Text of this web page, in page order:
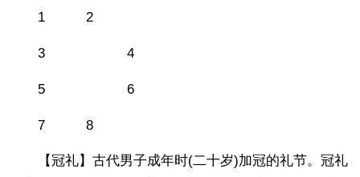
1 2
3 4
5 6
7 8
【冠礼】古代男子成年时(二十岁)加冠的礼节。冠礼